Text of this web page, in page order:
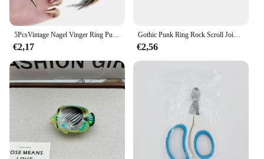
5PcsVintage Nagel Vinger Ring Punk Stijl Haar Scheiding Ring voor Haar Vlechten Curling Punk Klauw Ring Halloween Cosplay
€2,17
Gothic Punk Ring Rock Scroll Joint Armor Knuckle Metalen Volledige Vinger Klauw Ringen Halloween Unisex Verstelbare Ring Set 2023 Nieuwe
€2,56